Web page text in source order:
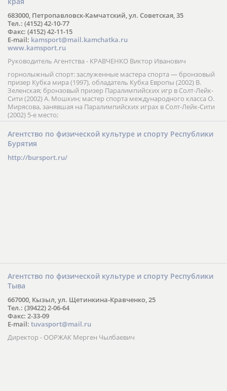
683000, Петропавловск-Камчатский, ул. Советская, 35
Тел.: (4152) 42-10-77
Факс: (4152) 42-11-15
E-mail: kamsport@mail.kamchatka.ru
www.kamsport.ru
Руководитель Агентства - КРАВЧЕНКО Виктор Иванович
горнолыжный спорт: заслуженные мастера спорта — бронзовый
призер Кубка мира (1997), обладатель Кубка Европы (2002) В.
Зеленская; бронзовый призер Паралимпийских игр в Солт-Лейк-
Сити (2002) А. Мошкин; мастер спорта международного класса О.
Мирясова, занявшая на Паралимпийских играх в Солт-Лейк-Сити
(2002) 5-е место;
Агентство по физической культуре и спорту Республики
Бурятия
http://bursport.ru/
Агентство по физической культуре и спорту Республики
Тыва
667000, Кызыл, ул. Щетинкина-Кравченко, 25
Тел.: (39422) 2-06-64
Факс: 2-33-09
E-mail: tuvasport@mail.ru
Директор - ООРЖАК Мерген Чылбаевич